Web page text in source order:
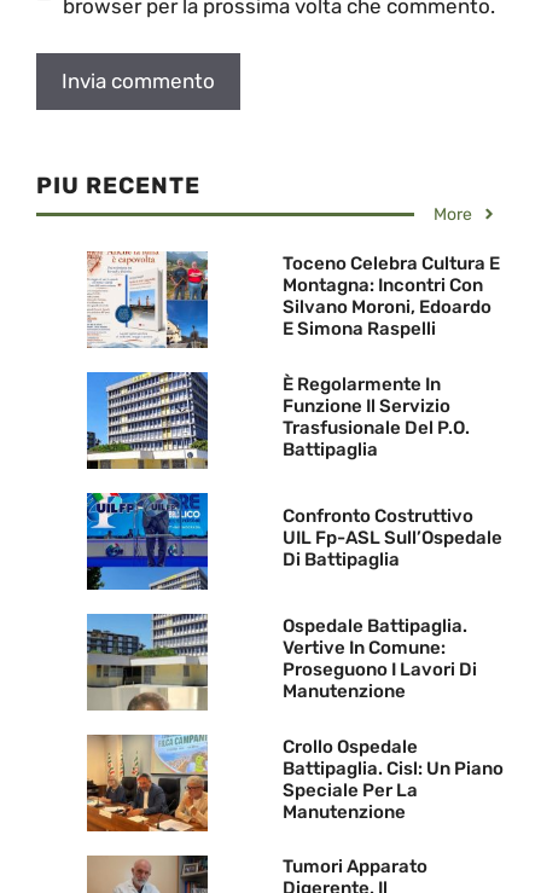
browser per la prossima volta che commento.
PIU RECENTE
More
Toceno Celebra Cultura E
Montagna: Incontri Con
Silvano Moroni, Edoardo
E Simona Raspelli
È Regolarmente In
Funzione Il Servizio
Trasfusionale Del P.O.
Battipaglia
Confronto Costruttivo
UIL Fp-ASL Sull’Ospedale
Di Battipaglia
Ospedale Battipaglia.
Vertive In Comune:
Proseguono I Lavori Di
Manutenzione
Crollo Ospedale
Battipaglia. Cisl: Un Piano
Speciale Per La
Manutenzione
Tumori Apparato
Digerente. Il